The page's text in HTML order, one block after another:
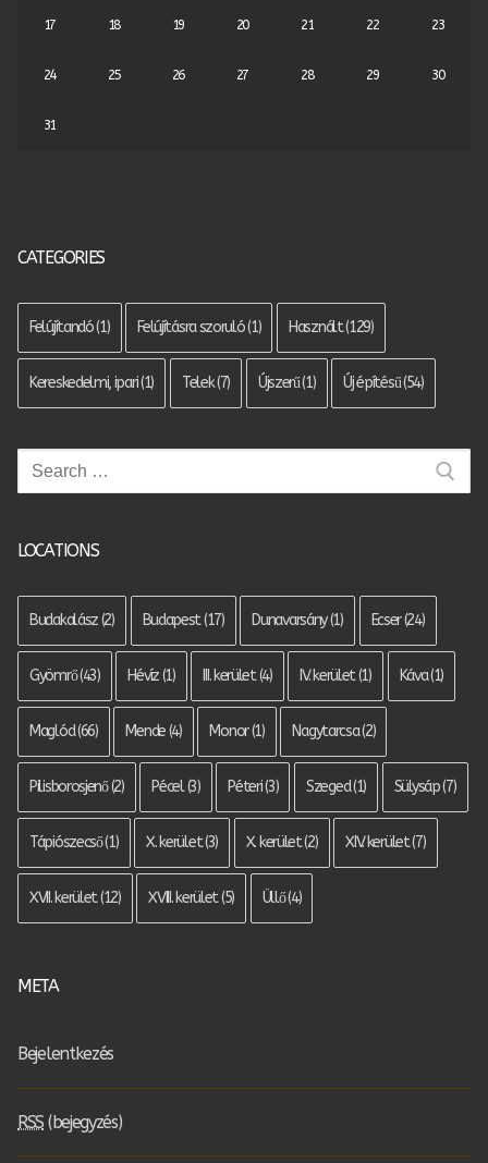
17 18 19 20 21 22 23
24 25 26 27 28 29 30
31
CATEGORIES
Felújítandó(1) Felújításra szoruló(1) Használt(129)
Kereskedelmi, ipari(1) Telek(7) Újszerű(1) Új építésű(54)
Keresése:
LOCATIONS
Budakalász(2) Budapest(17) Dunavarsány(1) Ecser(24)
Gyömrő(43) Hévíz(1) III. kerület(4) IV. kerület(1) Káva(1)
Maglód(66) Mende(4) Monor(1) Nagytarcsa(2)
Pilisborosjenő(2) Pécel(3) Péteri(3) Szeged(1) Sülysáp(7)
Tápiószecső(1) X. kerület(3) X. kerület(2) XIV. kerület(7)
XVII. kerület(12) XVIII. kerület(5) Üllő(4)
META
Bejelentkezés
RSS (bejegyzés)